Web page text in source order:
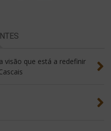
visão que está a redefinir